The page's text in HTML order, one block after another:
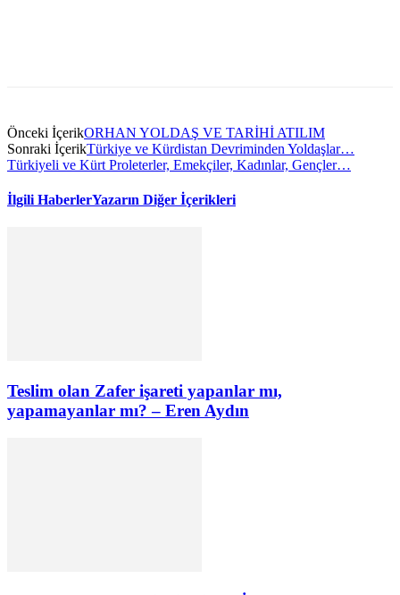
Önceki İçerikORHAN YOLDAŞ VE TARİHİ ATILIM
Sonraki İçerikTürkiye ve Kürdistan Devriminden Yoldaşlar…
Türkiyeli ve Kürt Proleterler, Emekçiler, Kadınlar, Gençler…
İlgili HaberlerYazarın Diğer İçerikleri
Teslim olan Zafer işareti yapanlar mı,
yapamayanlar mı? – Eren Aydın